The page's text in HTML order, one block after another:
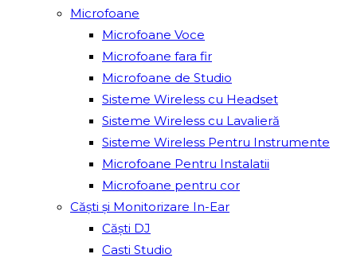
Microfoane
Microfoane Voce
Microfoane fara fir
Microfoane de Studio
Sisteme Wireless cu Headset
Sisteme Wireless cu Lavalieră
Sisteme Wireless Pentru Instrumente
Microfoane Pentru Instalatii
Microfoane pentru cor
Căști și Monitorizare In-Ear
Căști DJ
Casti Studio